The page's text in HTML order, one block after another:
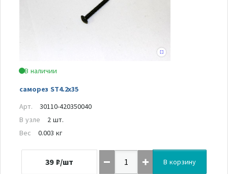
В наличии
саморез ST4.2x35
Арт.
30110-420350040
В узле
2 шт.
Вес
0.003 кг
39 ₽/шт В корзину